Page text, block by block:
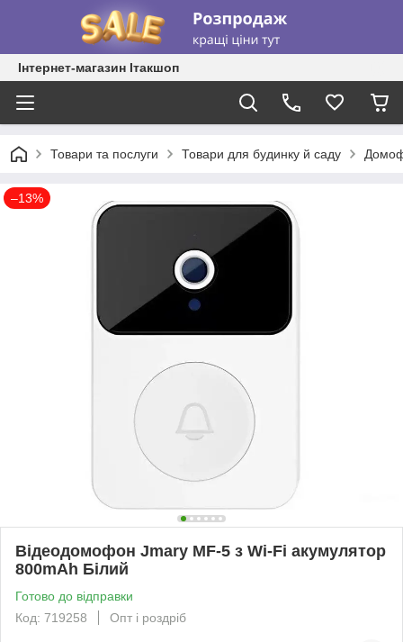
Інтернет-магазин Ітакшоп
Товари та послуги Товари для будинку й саду
–13%
Відеодомофон Jmary MF-5 з Wi-Fi акумулятор
800mAh Білий
Готово до відправки
Код: 719258
Опт і роздріб